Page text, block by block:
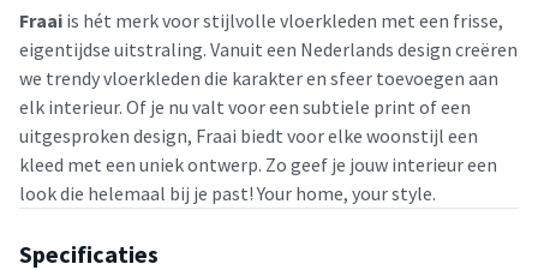
Fraai is hét merk voor stijlvolle vloerkleden met een frisse,
eigentijdse uitstraling. Vanuit een Nederlands design creëren
we trendy vloerkleden die karakter en sfeer toevoegen aan
elk interieur. Of je nu valt voor een subtiele print of een
uitgesproken design, Fraai biedt voor elke woonstijl een
kleed met een uniek ontwerp. Zo geef je jouw interieur een
look die helemaal bij je past! Your home, your style.
Specificaties